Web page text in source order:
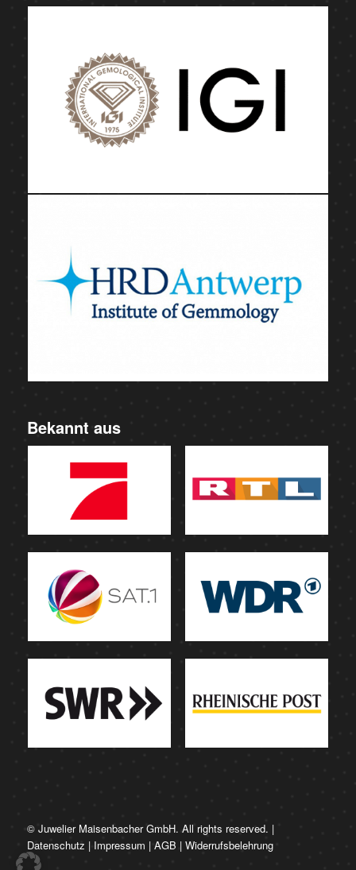
Bekannt aus
© Juwelier Maisenbacher GmbH. All rights reserved. |
Datenschutz | Impressum | AGB | Widerrufsbelehrung